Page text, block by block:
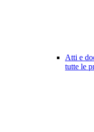
Atti e
tutte le